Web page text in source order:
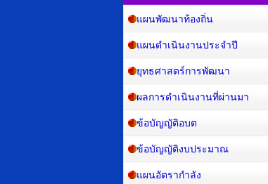
แผนพัฒนาท้องถิ่น
แผนดำเนินงานประจำปี
ยุทธศาสตร์การพัฒนา
ผลการดำเนินงานที่ผ่านมา
ข้อบัญญัติอบต
ข้อบัญญัติงบประมาณ
แผนอัตรากำลัง